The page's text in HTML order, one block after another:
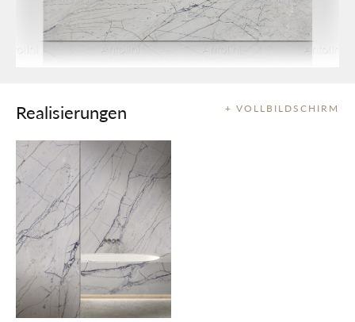
+ VOLLBILDSCHIRM
Realisierungen